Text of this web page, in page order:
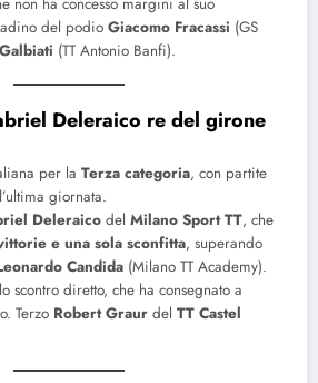
del podio Giacomo Fracassi (GS
(TT Antonio Banfi).
Deleraico re del girone
per la Terza categoria, con partite
giornata.
Deleraico del Milano Sport TT, che
e una sola sconfitta, superando
Candida (Milano TT Academy).
scontro diretto, che ha consegnato a
Terzo Robert Graur del TT Castel